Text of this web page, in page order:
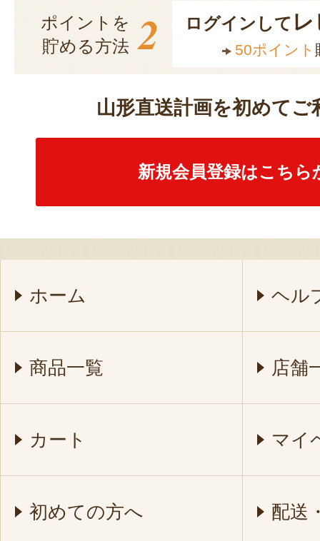
ポイントを
貯める方法 2 ログインして
50ポイント
山形直送計画を初めてご
新規会員登録はこちら
ホーム ヘル
商品一覧 店舗
カート マイ
初めての方へ 配送